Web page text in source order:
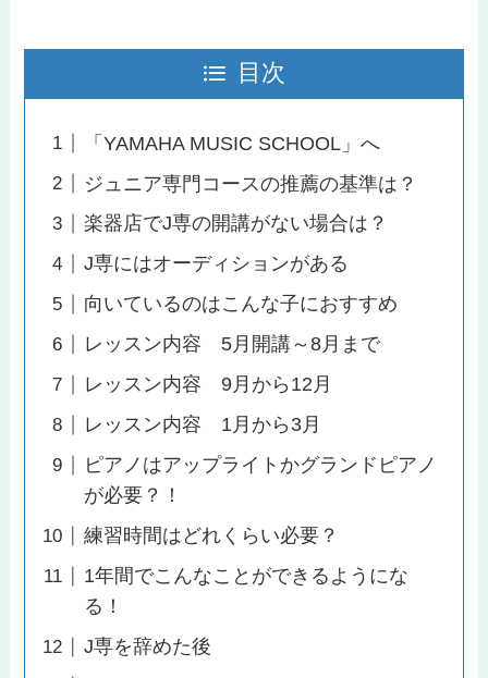
目次
「YAMAHA MUSIC SCHOOL」へ
ジュニア専門コースの推薦の基準は？
楽器店でJ専の開講がない場合は？
J専にはオーディションがある
向いているのはこんな子におすすめ
レッスン内容 5月開講～8月まで
レッスン内容 9月から12月
レッスン内容 1月から3月
ピアノはアップライトかグランドピアノ
が必要？！
練習時間はどれくらい必要？
1年間でこんなことができるようにな
る！
J専を辞めた後